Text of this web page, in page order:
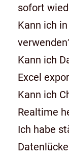
sofort
Kann ich
Kann ich
Excel
Kann ich
Realtime
Ich habe